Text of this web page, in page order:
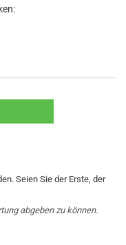
Seien Sie der Erste, der
abgeben zu können.